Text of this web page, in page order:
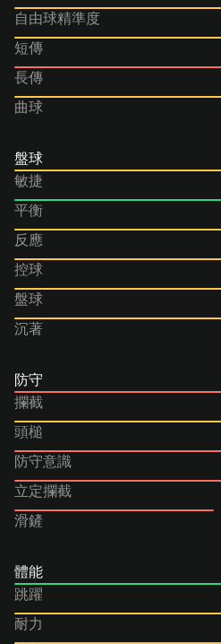
自由球精準度
短傳
長傳
曲球
盤球
敏捷
平衡
反應
控球
盤球
沉著
防守
攔截
頭槌
防守意識
立定攔截
滑鏟
體能
跳躍
耐力